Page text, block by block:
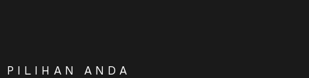
PILIHAN ANDA